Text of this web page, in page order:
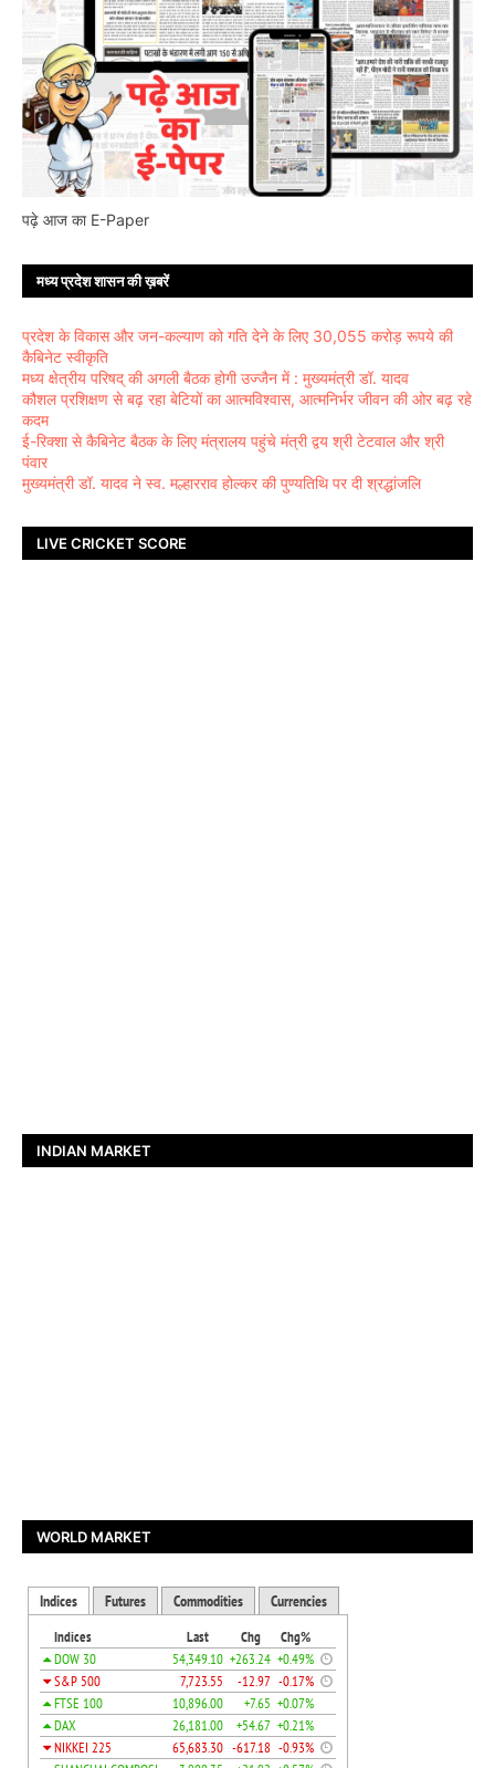
पढ़े आज का E-Paper
मध्य प्रदेश शासन की ख़बरें
प्रदेश के विकास और जन-कल्याण को गति देने के लिए 30,055 करोड़ रूपये की
कैबिनेट स्वीकृति
मध्य क्षेत्रीय परिषद् की अगली बैठक होगी उज्जैन में : मुख्यमंत्री डॉ. यादव
कौशल प्रशिक्षण से बढ़ रहा बेटियों का आत्मविश्वास, आत्मनिर्भर जीवन की ओर बढ़ रहे
कदम
ई-रिक्शा से कैबिनेट बैठक के लिए मंत्रालय पहुंचे मंत्री द्वय श्री टेटवाल और श्री
पंवार
मुख्यमंत्री डॉ. यादव ने स्व. मल्हारराव होल्कर की पुण्यतिथि पर दी श्रद्धांजलि
LIVE CRICKET SCORE
INDIAN MARKET
WORLD MARKET